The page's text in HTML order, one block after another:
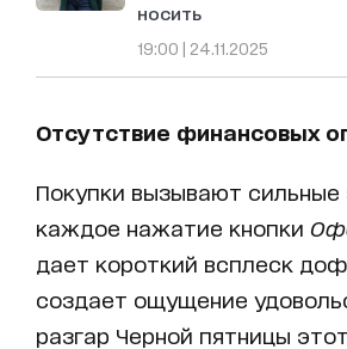
носить
19:00 | 24.11.2025
Отсутствие финансовых
Покупки вызывают сильные
каждое нажатие кнопки
дает короткий всплеск
создает ощущение
разгар Черной пятницы